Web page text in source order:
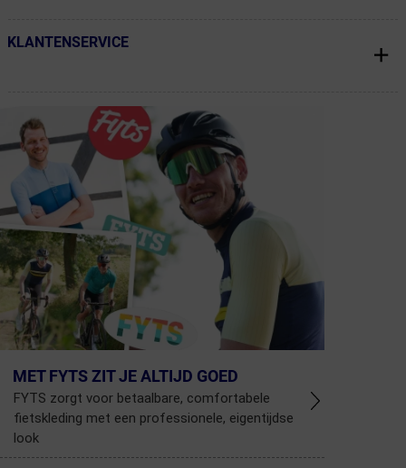
← Terug naar productnavigatie
KLANTENSERVICE
MET FYTS ZIT JE ALTIJD GOED
FYTS zorgt voor betaalbare, comfortabele
fietskleding met een professionele, eigentijdse
look